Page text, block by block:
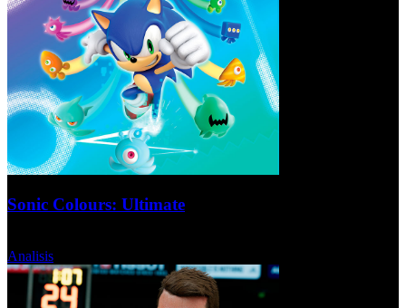
Sonic Colours: Ultimate
Analisis